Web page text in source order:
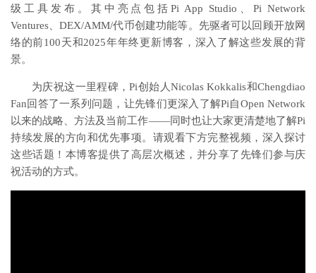
级工具发布。其中亮点包括Pi App Studio 、Pi Network
Ventures 、DEX/AMM/代币创建功能等。先驱者可以回顾开放网
络的前100天和2025年年终更新博客，深入了解这些发展的背
景。
为庆祝这一里程碑，Pi创始人Nicolas Kokkalis和Chengdiao
Fan回答了一系列问题，让先锋们更深入了解Pi自Open Network
以来的战略、方法及当前工作——同时也让大家更清楚地了解Pi
持续发展的方向和优先事项。请观看下方完整视频，深入探讨
这些话题！本博客提供了高层次概述，并分享了先锋们参与庆
祝活动的方式。